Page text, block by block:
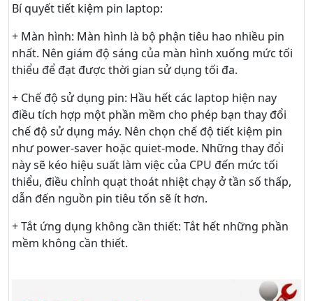
Bí quyết tiết kiệm pin laptop:
+ Màn hình: Màn hình là bộ phận tiêu hao nhiều pin
nhất. Nên giám độ sáng của màn hình xuống mức tối
thiểu để đạt được thời gian sử dụng tối đa.
+ Chế độ sử dụng pin: Hầu hết các laptop hiện nay
điều tích hợp một phần mềm cho phép bạn thay đổi
chế độ sử dụng máy. Nên chọn chế độ tiết kiệm pin
như power-saver hoặc quiet-mode. Những thay đổi
này sẽ kéo hiệu suất làm việc của CPU đến mức tối
thiểu, điều chỉnh quạt thoát nhiệt chạy ở tần số thấp,
dẫn đến nguồn pin tiêu tốn sẽ ít hơn.
+ Tắt ứng dụng không cần thiết: Tắt hết những phần
mềm không cần thiết.